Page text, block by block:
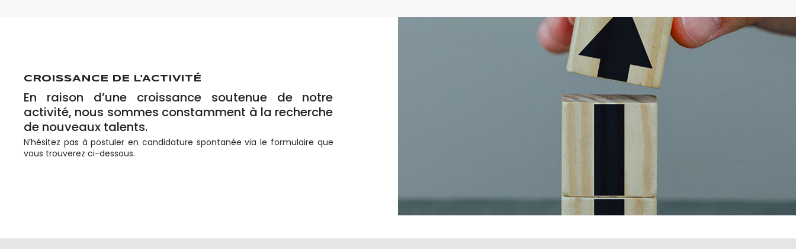
CROISSANCE DE L'ACTIVITÉ
En raison d’une croissance soutenue de notre
activité, nous sommes constamment à la recherche
de nouveaux talents.
N’hésitez pas à postuler en candidature spontanée via le formulaire que
vous trouverez ci-dessous.